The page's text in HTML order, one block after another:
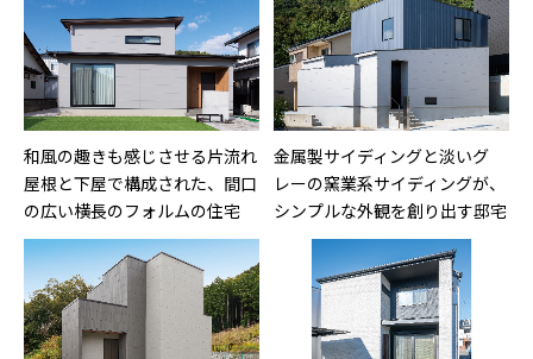
和風の趣きも感じさせる片流れ
屋根と下屋で構成された、間口
の広い横長のフォルムの住宅
金属製サイディングと淡いグ
レーの窯業系サイディングが、
シンプルな外観を創り出す邸宅